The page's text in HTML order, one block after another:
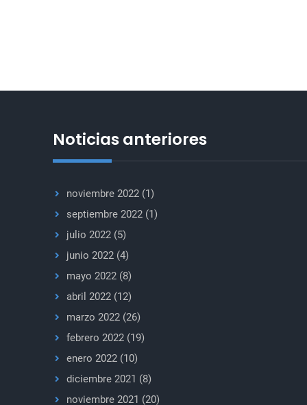
Noticias anteriores
noviembre 2022 (1)
septiembre 2022 (1)
julio 2022 (5)
junio 2022 (4)
mayo 2022 (8)
abril 2022 (12)
marzo 2022 (26)
febrero 2022 (19)
enero 2022 (10)
diciembre 2021 (8)
noviembre 2021 (20)